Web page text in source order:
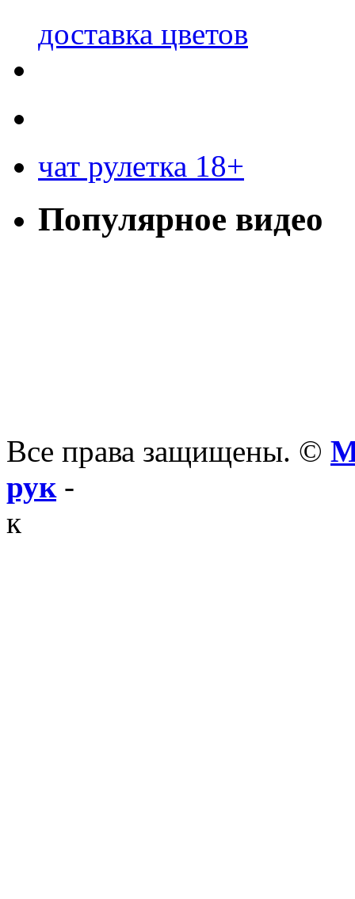
доставка цветов
чат рулетка 18+
Популярное видео
Все права защищены. ©
рук-
к